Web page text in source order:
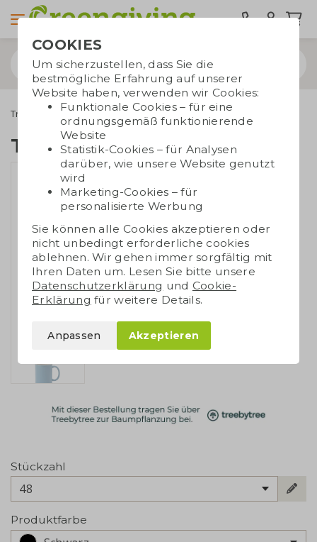
Trinkwaren Tassen und Becher Tasse aus Keramik
Tasse aus Keramik
Stückzahl
48
Produktfarbe
COOKIES
Um sicherzustellen, dass Sie die
bestmögliche Erfahrung auf unserer
Website haben, verwenden wir Cookies:
Funktionale Cookies – für eine
ordnungsgemäß funktionierende
Website
Statistik-Cookies – für Analysen
darüber, wie unsere Website genutzt
wird
Marketing-Cookies – für
personalisierte Werbung
Sie können alle Cookies akzeptieren oder
nicht unbedingt erforderliche cookies
ablehnen. Wir gehen immer sorgfältig mit
Ihren Daten um. Lesen Sie bitte unsere
Datenschutzerklärung und Cookie-
Erklärung für weitere Details.
Anpassen Akzeptieren